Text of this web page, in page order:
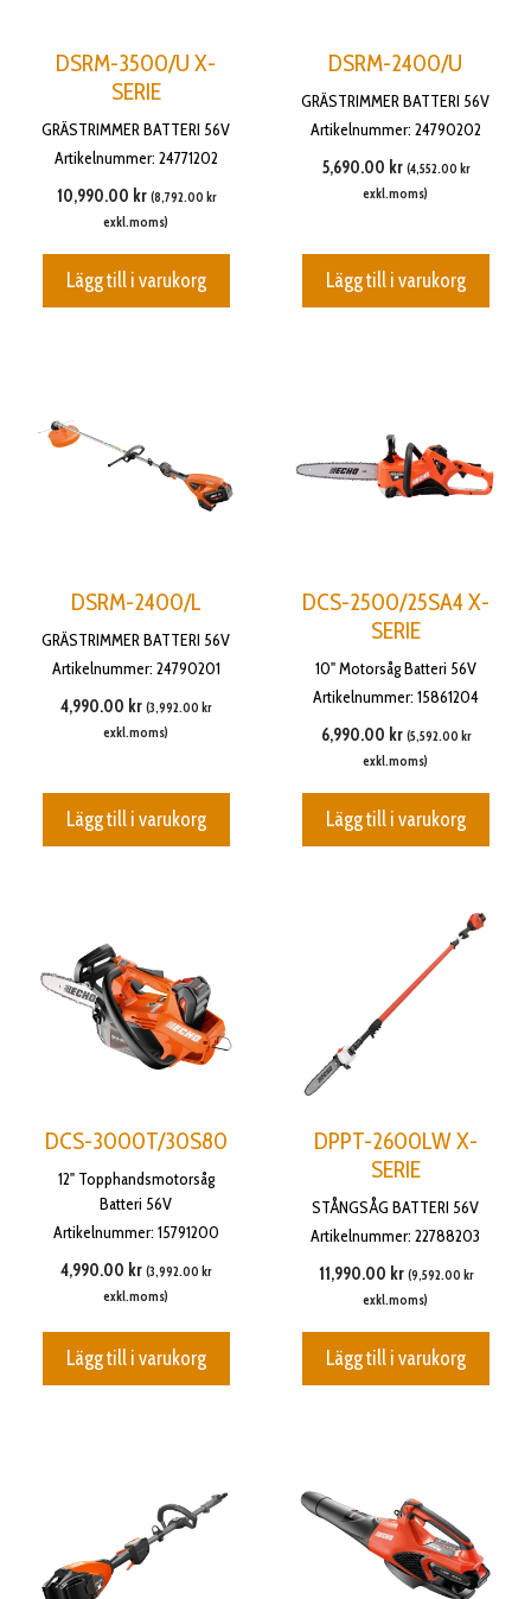
DSRM-3500/U X-
SERIE
GRÄSTRIMMER BATTERI 56V
Artikelnummer: 24771202
10,990.00 kr (8,792.00 kr
exkl.moms)
Lägg till i varukorg
DSRM-2400/U
GRÄSTRIMMER BATTERI 56V
Artikelnummer: 24790202
5,690.00 kr (4,552.00 kr
exkl.moms)
Lägg till i varukorg
DSRM-2400/L
GRÄSTRIMMER BATTERI 56V
Artikelnummer: 24790201
4,990.00 kr (3,992.00 kr
exkl.moms)
Lägg till i varukorg
DCS-2500/25SA4 X-
SERIE
10" Motorsåg Batteri 56V
Artikelnummer: 15861204
6,990.00 kr (5,592.00 kr
exkl.moms)
Lägg till i varukorg
DCS-3000T/30S80
12" Topphandsmotorsåg
Batteri 56V
Artikelnummer: 15791200
4,990.00 kr (3,992.00 kr
exkl.moms)
Lägg till i varukorg
DPPT-2600LW X-
SERIE
STÅNGSÅG BATTERI 56V
Artikelnummer: 22788203
11,990.00 kr (9,592.00 kr
exkl.moms)
Lägg till i varukorg